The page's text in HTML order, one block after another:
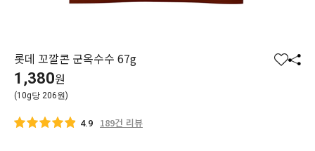
롯데 꼬깔콘 군옥수수 67g
찜 공
1,380원
(10g당 206원)
4.9 189건 리뷰